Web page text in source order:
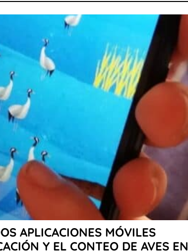
APLICACIONES MÓVILES
Y EL CONTEO DE AVES EN